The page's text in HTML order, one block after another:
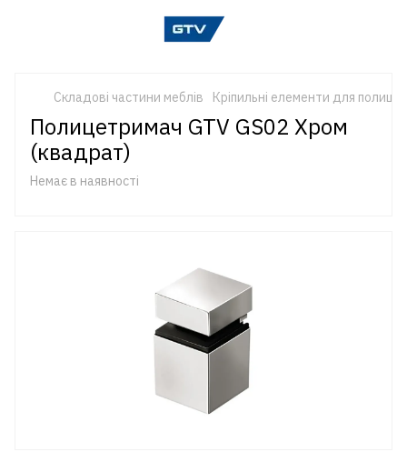
Складові частини меблів Кріпильні елементи для полиць
Полицетримач GTV GS02 Хром
(квадрат)
Немає в наявності